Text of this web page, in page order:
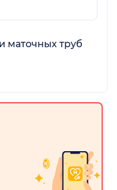
маточных труб